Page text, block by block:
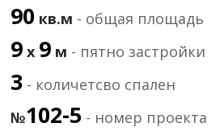
90 кв.м - общая площадь
9 х 9 м - пятно застройки
3 - количетсво спален
№102-5 - номер проекта